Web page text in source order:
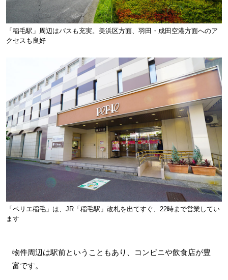
「稲毛駅」周辺はバスも充実。美浜区方面、羽田・成田空港方面へのア
クセスも良好
「ペリエ稲毛」は、JR「稲毛駅」改札を出てすぐ、22時まで営業してい
ます
物件周辺は駅前ということもあり、コンビニや飲食店が豊
富です。